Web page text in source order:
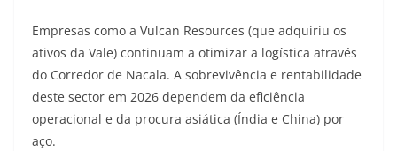
Empresas como a Vulcan Resources (que adquiriu os
ativos da Vale) continuam a otimizar a logística através
do Corredor de Nacala. A sobrevivência e rentabilidade
deste sector em 2026 dependem da eficiência
operacional e da procura asiática (Índia e China) por
aço.